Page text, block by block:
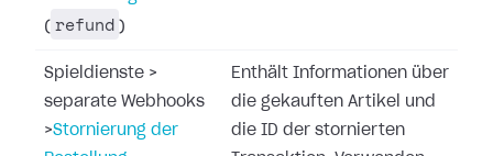
( refund )
Spieldienste >
separate Webhooks
>Stornierung der
Enthält Informationen über
die gekauften Artikel und
die ID der stornierten